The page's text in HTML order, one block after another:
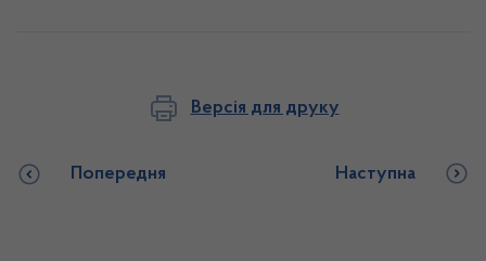
Версія для друку
Попередня Наступна